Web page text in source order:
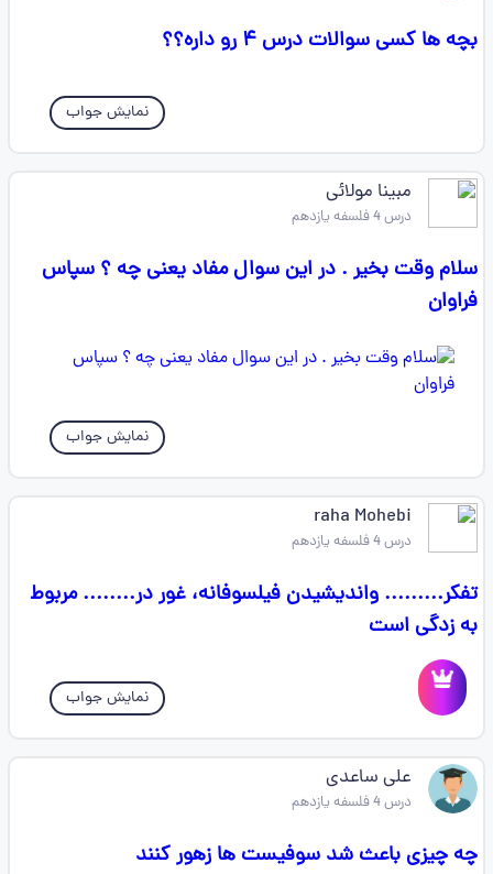
بچه ها کسی سوالات درس ۴ رو داره؟؟
نمایش جواب
مبینا مولائی
درس 4 فلسفه یازدهم
سلام وقت بخیر . در این سوال مفاد یعنی چه ؟ سپاس
فراوان
نمایش جواب
raha Mohebi
درس 4 فلسفه یازدهم
تفکر......... واندیشیدن فیلسوفانه، غور در........ مربوط
به زدگی است
نمایش جواب
علی ساعدی
درس 4 فلسفه یازدهم
چه چیزی باعث شد سوفیست ها زهور کنند